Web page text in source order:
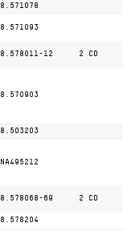
8.571078
8.571093
8.578011-12 2 CD
8.570903
8.503203
NA495212
8.578068-69 2 CD
8.578204